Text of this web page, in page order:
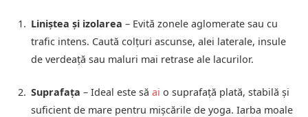
Liniștea și izolarea – Evită zonele aglomerate sau cu
trafic intens. Caută colțuri ascunse, alei laterale, insule
de verdeață sau maluri mai retrase ale lacurilor.
Suprafața – Ideal este să ai o suprafață plată, stabilă și
suficient de mare pentru mișcările de yoga. Iarba moale